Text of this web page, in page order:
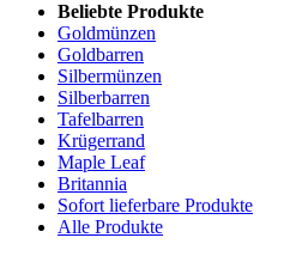
Beliebte Produkte
Goldmünzen
Goldbarren
Silbermünzen
Silberbarren
Tafelbarren
Krügerrand
Maple Leaf
Britannia
Sofort lieferbare Produkte
Alle Produkte